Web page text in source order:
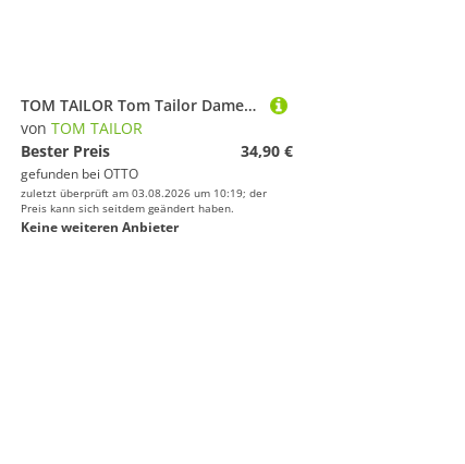
TOM TAILOR Tom Tailor Damen Knit-Sneaker Sneaker
von TOM TAILOR
Bester Preis
34,90 €
gefunden bei OTTO
zuletzt überprüft am 03.08.2026 um 10:19; der
Preis kann sich seitdem geändert haben.
Keine weiteren Anbieter